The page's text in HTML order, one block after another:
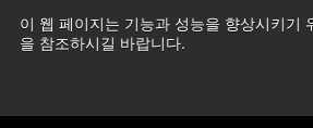
이 웹 페이지는 기능과 성능을 향상시키기
을 참조하시길 바랍니다.
츠
건